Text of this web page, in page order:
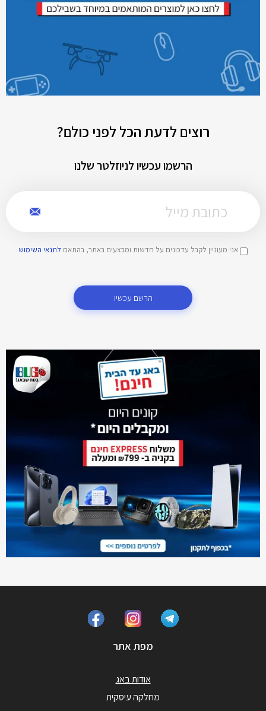
רוצים לדעת הכל לפני כולם?
הרשמו עכשיו לניוזלטר שלנו
אני מעוניין לקבל עדכונים על חדשות ומבצעים באתר, בהתאם לתנאי השימוש
הרשם עכשיו
מפת אתר
אודות באג
מחלקה עיסקית